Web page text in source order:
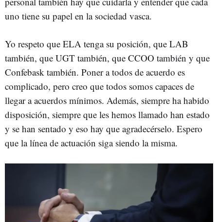
uno tiene su papel en la sociedad vasca.
Yo respeto que ELA tenga su posición, que LAB
también, que UGT también, que CCOO también y que
Confebask también. Poner a todos de acuerdo es
complicado, pero creo que todos somos capaces de
llegar a acuerdos mínimos. Además, siempre ha habido
disposición, siempre que les hemos llamado han estado
y se han sentado y eso hay que agradecérselo. Espero
que la línea de actuación siga siendo la misma.